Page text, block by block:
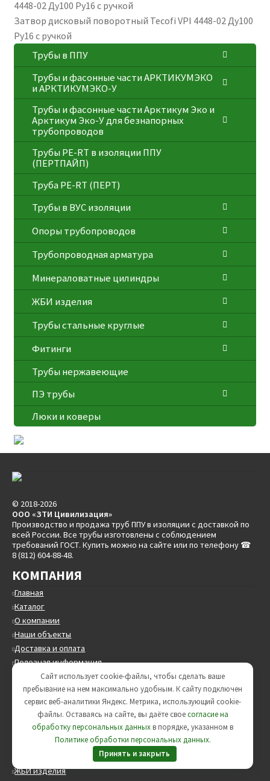
Затвор дисковый поворотный Tecofi VPI 4448-02 Ду100
Ру16 с ручкой
Трубы в ППУ
Трубы и фасонные части АРКТИКУМЭКО
и АРКТИКУМЭКО-У
Трубы и фасонные части Арктикум Эко и
Арктикум Эко-У для безнапорных
трубопроводов
Трубы PE-RT в изоляции ППУ
(ПЕРТПАЙП)
⁠Трубa PE-RT (ПЕРТ)
Трубы в ВУС изоляции
Опоры трубопроводов
Трубопроводная арматура
Минераловатные цилиндры
ЖБИ изделия
Трубы стальные круглые
Фитинги
Трубы нержавеющие
ПЭ трубы
Люки и коверы
© 2018-2026
ООО «ЗТИ Цивилизация»
Производство и продажа труб ППУ в изоляции с доставкой по
всей России. Все трубы изготовлены с соблюдением
требований ГОСТ. Купить можно на сайте или по телефону ☎
8 (812) 604-88-48.
КОМПАНИЯ
Главная
Каталог
О компании
Наши объекты
Доставка и оплата
Полезная информация
Контакты
КАТАЛОГ ТОВАРОВ
Трубы стальные круглые
Трубы в ППУ
Трубы в ВУС изоляции
Опоры трубопроводов
ЖБИ изделия
Сайт использует cookie-файлы, чтобы сделать ваше
пребывание на нем максимально удобным. К cайту подключен
сервис веб-аналитики Яндекс. Метрика, использующий cookie-
файлы. Оставаясь на сайте, вы даёте своесогласие на
обработку персональных данныхв порядке, указанном в
Политике обработки персональных данных.
Принять и закрыть